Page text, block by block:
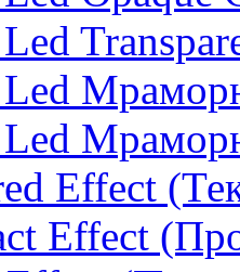
Led
Led
Effect
Effect